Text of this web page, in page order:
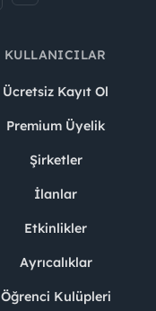
KULLANICILAR
Ücretsiz Kayıt Ol
Premium Üyelik
Şirketler
İlanlar
Etkinlikler
Ayrıcalıklar
Öğrenci Kulüpleri